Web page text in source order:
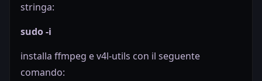
stringa:
sudo -i
installa ffmpeg e v4l-utils con il seguente
comando: